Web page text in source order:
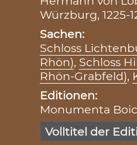
Würzburg, 1225-
Sachen:
Schloss
Rhön), Schloss
Rhön-Grabfeld),
Editionen:
Monumenta
Volltitel der